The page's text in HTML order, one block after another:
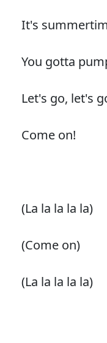
It's
You gotta
Let's go, let's
Come on!
(La la la la la)
(Come on)
(La la la la la)